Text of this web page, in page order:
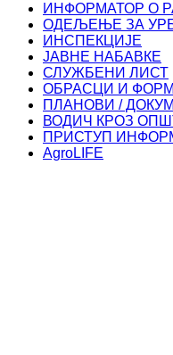
ИНФОРМАТОР О
ОДЕЉЕЊЕ ЗА
ИНСПЕКЦИЈЕ
ЈАВНЕ НАБАВКЕ
СЛУЖБЕНИ ЛИСТ
ОБРАСЦИ И
ПЛАНОВИ /
ВОДИЧ КРОЗ
ПРИСТУП
AgroLIFE